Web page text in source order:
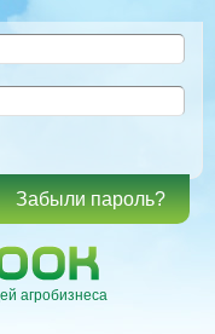
Забыли пароль?
агробизнеса